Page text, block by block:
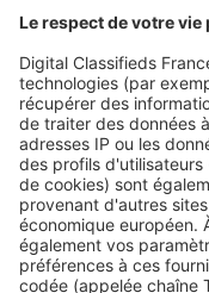
Logic-Immo c’est aussi …
Retrouvez-nous sur …
A propos